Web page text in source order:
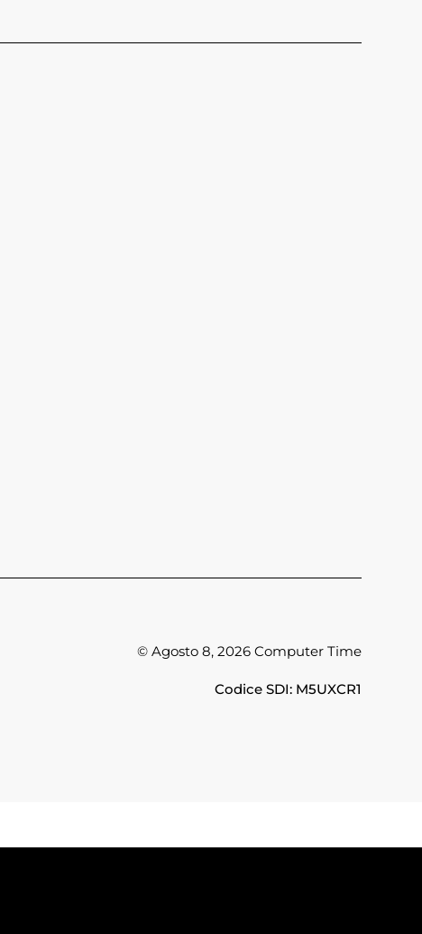
© Agosto 8, 2026 Computer Time
Codice SDI: M5UXCR1